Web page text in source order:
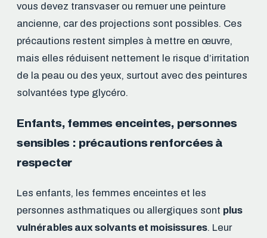
vous devez transvaser ou remuer une peinture
ancienne, car des projections sont possibles. Ces
précautions restent simples à mettre en œuvre,
mais elles réduisent nettement le risque d’irritation
de la peau ou des yeux, surtout avec des peintures
solvantées type glycéro.
Enfants, femmes enceintes, personnes
sensibles : précautions renforcées à
respecter
Les enfants, les femmes enceintes et les
personnes asthmatiques ou allergiques sont plus
vulnérables aux solvants et moisissures. Leur